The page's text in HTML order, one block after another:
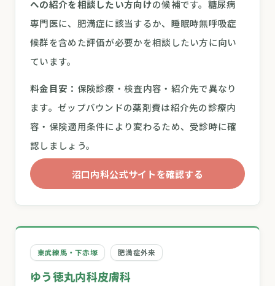
への紹介を相談したい方向けの候補です。糖尿病
専門医に、肥満症に該当するか、睡眠時無呼吸症
候群を含めた評価が必要かを相談したい方に向い
ています。
料金目安： 保険診療・検査内容・紹介先で異なり
ます。ゼップバウンドの薬剤費は紹介先の診療内
容・保険適用条件により変わるため、受診時に確
認しましょう。
沼口内科公式サイトを確認する
東武練馬・下赤塚 肥満症外来
ゆう徳丸内科皮膚科